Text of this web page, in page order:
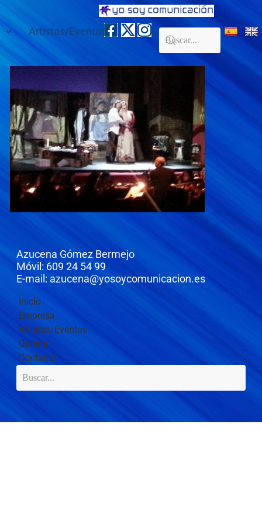
Artistas/Eventos Galería Contacto
Azucena Gómez Bermejo
Móvil: 609 24 54 99
E-mail: azucena@yosoycomunicacion.es
Inicio
Empresa
Artistas/Eventos
Galería
Contacto